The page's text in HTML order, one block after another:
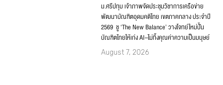
ม.ศรีปทุม เจ้าภาพจัดประชุมวิชาการเครือข่าย
พัฒนาบัณฑิตอุดมคติไทย เขตภาคกลาง ประจำปี
2569 ชู ‘The New Balance’ วางโจทย์ใหม่ปั้น
บัณฑิตไทยให้เก่ง AI–ไม่ทิ้งคุณค่าความเป็นมนุษย์
August 7, 2026